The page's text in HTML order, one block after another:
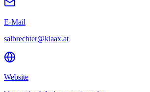
E-Mail
salbrechter@klaax.at
Website